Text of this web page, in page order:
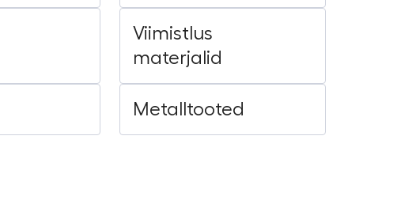
Viimistlus
materjalid
Metalltooted